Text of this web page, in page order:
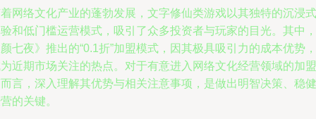
网络文化产业的蓬勃发展，文字修仙类游戏以其独特的沉浸式
和低门槛运营模式，吸引了众多投资者与玩家的目光。其中，
七夜》推出的“0.1折”加盟模式，因其极具吸引力的成本优势，
近期市场关注的热点。对于有意进入网络文化经营领域的加盟
言，深入理解其优势与相关注意事项，是做出明智决策、稳健
的关键。